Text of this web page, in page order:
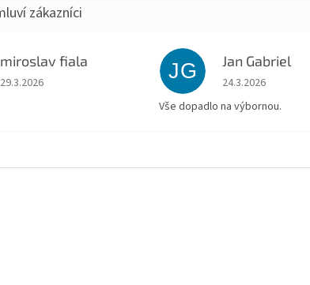
miroslav fiala
Hodnocení obchodu je 5 z 5 hvězdiček.
29.3.2026
JG Jan Gabriel
Hodnocení
24.3.2026
Vše dopadlo na výbornou.